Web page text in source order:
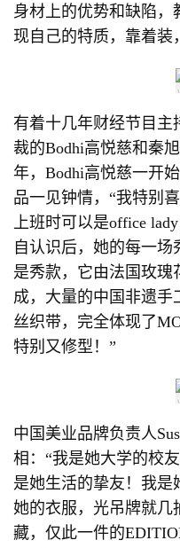
身材上的优势和缺陷，
现自己的特质，靠着装
有着十几年财经节目主
裁的Bodhi高悦慈和秦
年，Bodhi高悦慈一开
品一见钟情，“我特别
上班时可以是office
自认识后，她的每一
是秀款，它由法国玫瑰
成，大量的中国非遗手
丝织带，完全体现了
特别又修型！”
中国美业品牌负责人
相：“我是她大学的校
是她生活的挚友！我是
她的衣服，光吊牌就几
藏，仅此一件的